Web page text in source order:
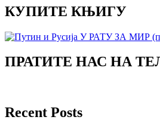
КУПИТЕ КЊИГУ
ПРАТИТЕ НАС НА
Recent Posts